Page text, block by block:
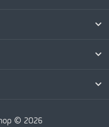
© 2026